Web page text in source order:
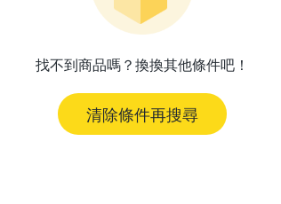
找不到商品嗎？換換其他條件吧！
清除條件再搜尋